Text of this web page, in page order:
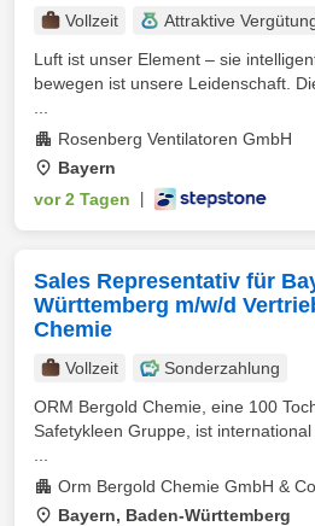
Vollzeit Attraktive
Luft ist unser Element – sie
bewegen ist unsere Leidenschaft.
Rosenberg Ventilatoren GmbH
Bayern
vor 2 Tagen
Sales Representativ für
Württemberg m/w/d
Chemie
Vollzeit
Sonderzahlung
ORM Bergold Chemie, eine 100
Safetykleen Gruppe, ist
Orm Bergold Chemie GmbH &
Bayern, Baden-Württemberg